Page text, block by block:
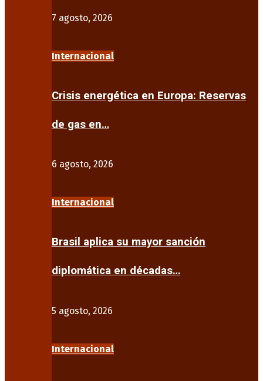
7 agosto, 2026
Internacional
Crisis energética en Europa: Reservas
de gas en…
6 agosto, 2026
Internacional
Brasil aplica su mayor sanción
diplomática en décadas…
5 agosto, 2026
Internacional